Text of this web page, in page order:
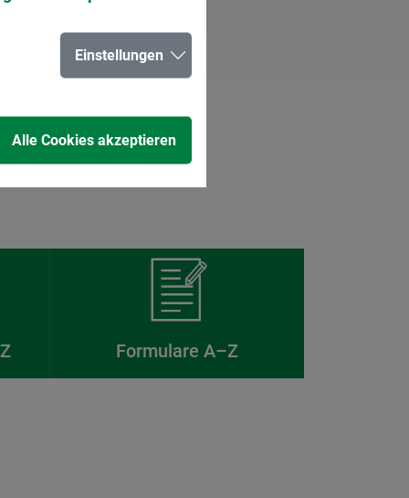
Formulare A–Z
Einstellungen
Alle Cookies akzeptieren